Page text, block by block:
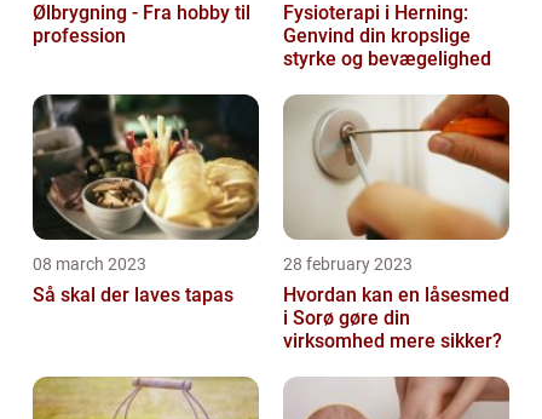
Ølbrygning - Fra hobby til
profession
Fysioterapi i Herning:
Genvind din kropslige
styrke og bevægelighed
08 march 2023
Så skal der laves tapas
28 february 2023
Hvordan kan en låsesmed
i Sorø gøre din
virksomhed mere sikker?